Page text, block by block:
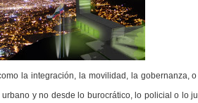
la integración, la movilidad, la gobernanza,
y no desde lo burocrático, lo policial o lo